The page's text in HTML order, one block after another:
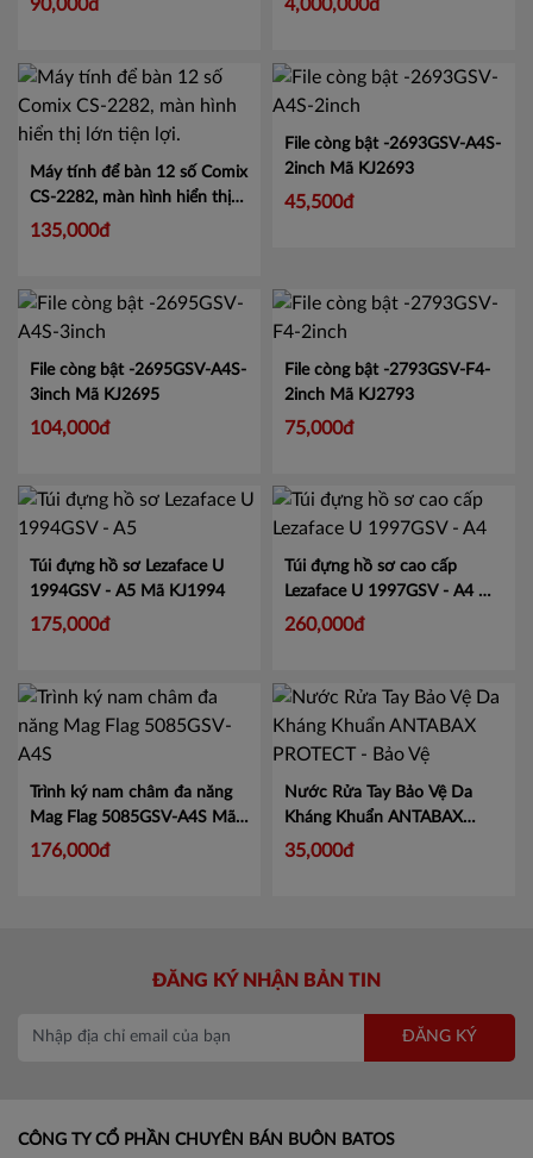
Bút Linc GEL Executive
#750FS - Hộp 10cMã
LIN750
90,000đ
Dập ghim - bấm kim điện tử
BH-11FMã MXBH11F
4,000,000đ
Máy tính để bàn 12 số Comix
CS-2282, màn hình hiển thị
lớn tiện lợi.Mã CMCS2282
135,000đ
File còng bật -2693GSV-A4S-
2inchMã KJ2693
File còng bật -2695GSV-A4S-
3inch Mã KJ2695
104,000đ
File còng bật -2793GSV-F4-
2inchMã KJ2793
75,000đ
Túi đựng hồ sơ Lezaface U
1994GSV - A5 Mã KJ1994
Túi đựng hồ sơ cao cấp
Lezaface U 1997GSV - A4
KJ1997
PROTECT - Bảo Vệ
614923 01820
ĐĂNG KÝ NHẬN BẢN TIN